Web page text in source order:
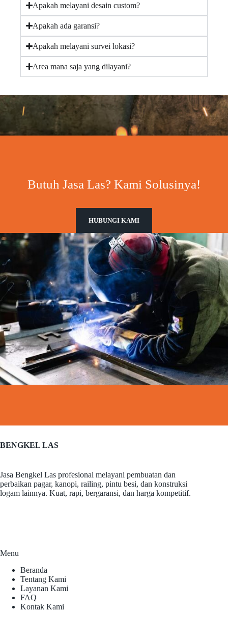
Apakah melayani desain custom?
Apakah ada garansi?
Apakah melayani survei lokasi?
Area mana saja yang dilayani?
Butuh Jasa Las? Kami Solusinya!
HUBUNGI KAMI
BENGKEL LAS
Jasa Bengkel Las profesional melayani pembuatan dan
perbaikan pagar, kanopi, railing, pintu besi, dan konstruksi
logam lainnya. Kuat, rapi, bergaransi, dan harga kompetitif.
Menu
Beranda
Tentang Kami
Layanan Kami
FAQ
Kontak Kami